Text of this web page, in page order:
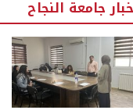
جامعة النجاح